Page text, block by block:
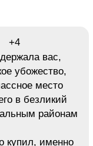
+4
вас,
убожество,
место
в безликий
районам
купил, именно